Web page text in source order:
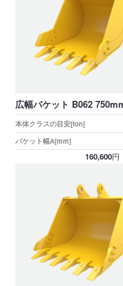
広幅バケット B062
本体クラスの目安[ton]
バケット幅A[mm]
160,600円